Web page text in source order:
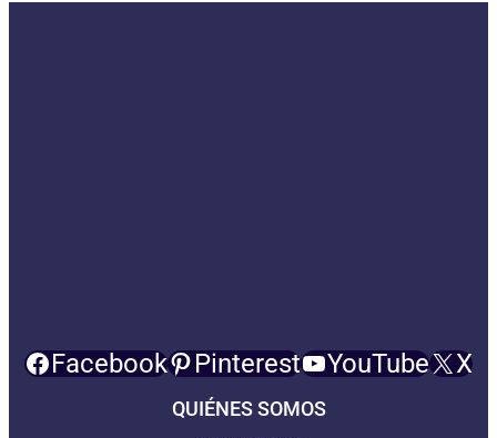
Facebook Pinterest YouTube X
QUIÉNES SOMOS